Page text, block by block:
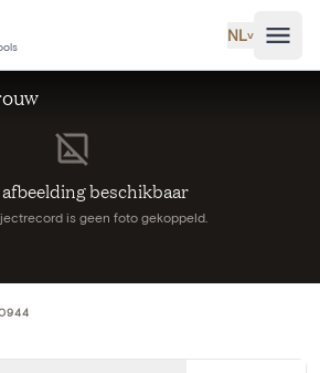
NL˅
afbeelding beschikbaar
is geen foto gekoppeld.